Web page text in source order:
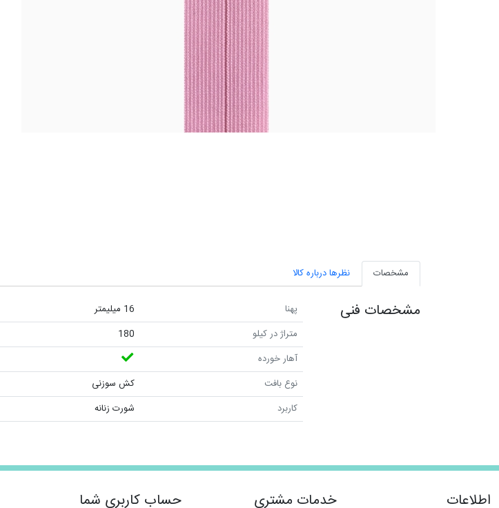
مشخصات نظرها درباره کالا
مشخصات فنی پهنا
16 میلیمتر
متراژ در کیلو
180
آهار خورده
نوع بافت
کش سوزنی
کاربرد
شورت زنانه
اطلاعات خدمات مشتری حساب کاربری شما